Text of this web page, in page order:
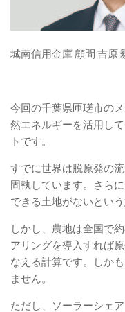
城南信用金庫 顧問 吉原
今回の千葉県匝瑳市の
然エネルギーを活用し
トです。
すでに世界は脱原発の
固執しています。さら
できる土地がないという
しかし、農地は全国で
アリングを導入すれば
なえる計算です。しか
ません。
ただし、ソーラーシェ